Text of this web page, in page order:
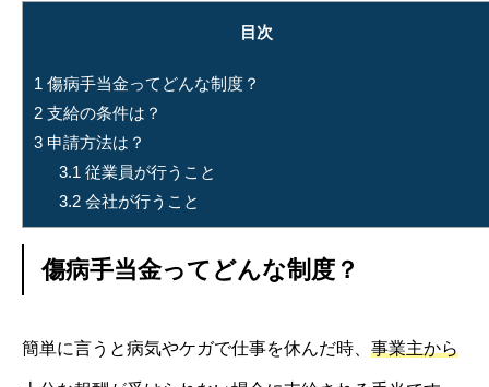
目次
1 傷病手当金ってどんな制度？
2 支給の条件は？
3 申請方法は？
3.1 従業員が行うこと
3.2会社が行うこと
傷病手当金ってどんな制度？
簡単に言うと病気やケガで仕事を休んだ時、 事業主から